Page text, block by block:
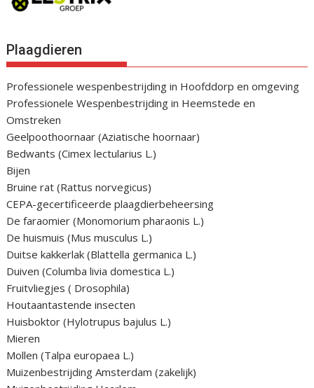
Plaagdieren
Professionele wespenbestrijding in Hoofddorp en omgeving
Professionele Wespenbestrijding in Heemstede en
Omstreken
Geelpoothoornaar (Aziatische hoornaar)
Bedwants (Cimex lectularius L.)
Bijen
Bruine rat (Rattus norvegicus)
CEPA-gecertificeerde plaagdierbeheersing
De faraomier (Monomorium pharaonis L.)
De huismuis (Mus musculus L.)
Duitse kakkerlak (Blattella germanica L.)
Duiven (Columba livia domestica L.)
Fruitvliegjes ( Drosophila)
Houtaantastende insecten
Huisboktor (Hylotrupus bajulus L.)
Mieren
Mollen (Talpa europaea L.)
Muizenbestrijding Amsterdam (zakelijk)